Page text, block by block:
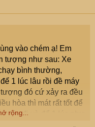
vào chém ạ! Em
tượng như sau: Xe
bình thường,
1 lúc lâu rồi đề máy
đó cứ xảy ra đều
hòa thì mát rất tốt để
máy đi và để 1 lúc như
rộng...